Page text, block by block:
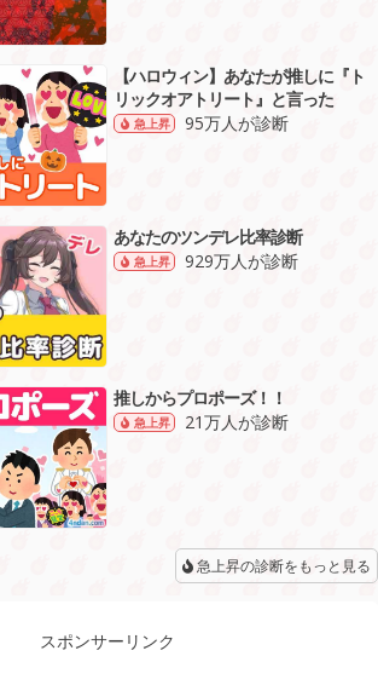
【ハロウィン】あなたが推しに『ト
リックオアトリート』と言った
急上昇 95万人が診断
あなたのツンデレ比率診断
急上昇 929万人が診断
推しからプロポーズ！！
急上昇 21万人が診断
急上昇の診断をもっと見る
スポンサーリンク